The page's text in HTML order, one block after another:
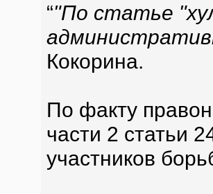
“"По статье
Кокорина.
По факту
части 2 статьи
участников